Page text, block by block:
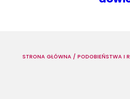
STRONA GŁÓWNA / PODOBIEŃSTWA I